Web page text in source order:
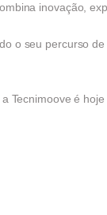
inovação,
o seu percurso
Tecnimoove é